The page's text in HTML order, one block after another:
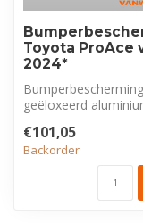
Toyota ProAce
2024*
geëloxeerd
Toy...
€101,05
Backorder